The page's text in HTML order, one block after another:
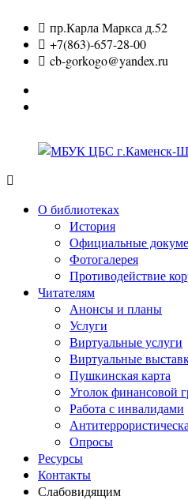
содержимому
пр.Карла Маркса д.52
+7(863)-657-28-00
cb-gorkogo@yandex.ru
ЦБС
г.Каменск-
Шахтинский
О библиотеках
История
Официальные
Фотогалерея
Противодействие
Читателям
Анонсы и планы
Услуги
Виртуальные услуги
Виртуальные
Пушкинская карта
Уголок финансовой
Работа с инвалидами
Опросы
Ресурсы
Контакты
Слабовидящим